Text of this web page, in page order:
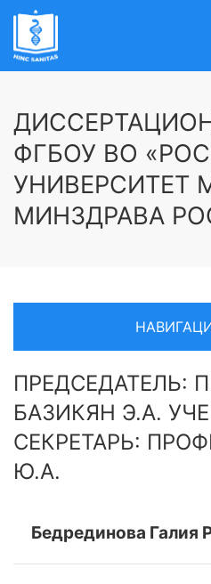
ФГБОУ ВО
УНИВЕРСИТЕТ
МИНЗДРАВА
ПРЕДСЕДАТЕЛЬ:
БАЗИКЯН Э.А.
СЕКРЕТАРЬ:
Ю.А.
Бедрединова Галия